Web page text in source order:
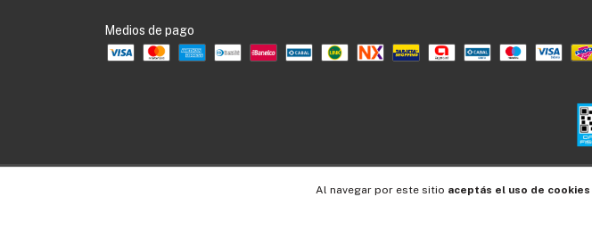
Al navegar por este sitio aceptás el uso de cookies
Medios de pago